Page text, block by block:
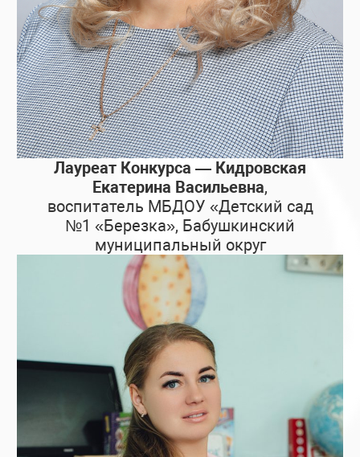
Лауреат Конкурса — Кидровская
Екатерина Васильевна,
воспитатель МБДОУ «Детский сад
№1 «Березка», Бабушкинский
муниципальный округ